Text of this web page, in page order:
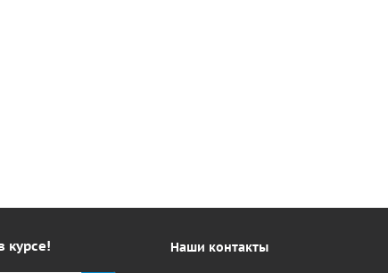
курсе! Наши контакты